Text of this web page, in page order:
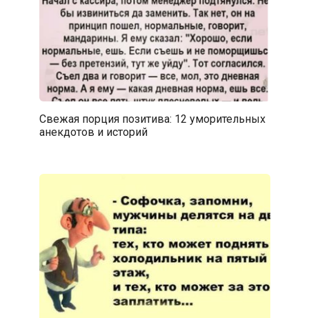
Свежая порция позитива: 12 уморительных
анекдотов и историй